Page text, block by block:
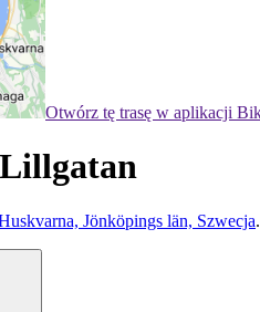
Otwórz tę trasę w aplikacji
Jönköpings län, Szwecja.